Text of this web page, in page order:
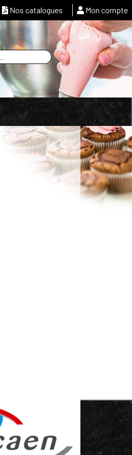
Nos catalogues Mon compte